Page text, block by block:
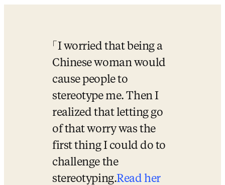
I worried that being a
Chinese woman would
cause people to
stereotype me. Then I
realized that letting go
of that worry was the
first thing I could do to
challenge the
stereotyping.Read her